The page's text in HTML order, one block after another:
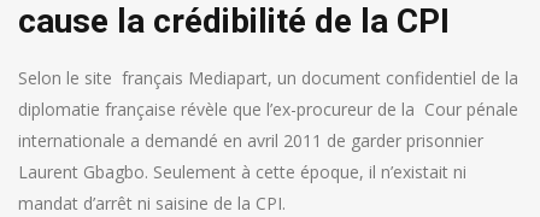
cause la crédibilité de la CPI
Selon le site français Mediapart, un document confidentiel de la
diplomatie française révèle que l’ex-procureur de la Cour pénale
internationale a demandé en avril 2011 de garder prisonnier
Laurent Gbagbo. Seulement à cette époque, il n’existait ni
mandat d’arrêt ni saisine de la CPI.